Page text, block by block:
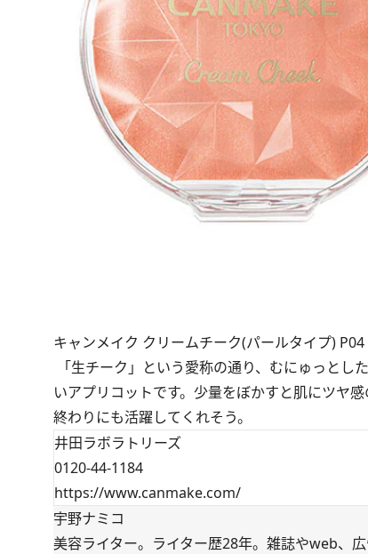
キャンメイク クリームチーク(パールタイプ)
「生チーク」という愛称の通り、むにゅっと
いアプリコットです。少量をぼかすと肌にツヤ
終わりにも活躍してくれそう。
井田ラボラトリーズ
0120-44-1184
https://www.canmake.com​/
宇野ナミコ
美容ライター。ライター歴28年。雑誌やweb、広